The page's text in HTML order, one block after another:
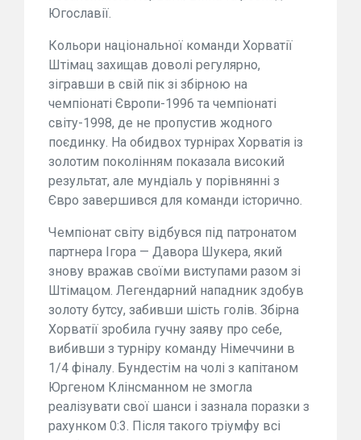
Югославії.
Кольори національної команди Хорватії
Штімац захищав доволі регулярно,
зігравши в свій пік зі збірною на
чемпіонаті Європи-1996 та чемпіонаті
світу-1998, де не пропустив жодного
поєдинку. На обидвох турнірах Хорватія із
золотим поколінням показала високий
результат, але мундіаль у порівнянні з
Євро завершився для команди історично.
Чемпіонат світу відбувся під патронатом
партнера Ігора — Давора Шукера, який
знову вражав своїми виступами разом зі
Штімацом. Легендарний нападник здобув
золоту бутсу, забивши шість голів. Збірна
Хорватії зробила гучну заяву про себе,
вибивши з турніру команду Німеччини в
1/4 фіналу. Бундестім на чолі з капітаном
Юргеном Клінсманном не змогла
реалізувати свої шанси і зазнала поразки з
рахунком 0:3. Після такого тріумфу всі